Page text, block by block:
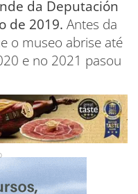
da Deputación
de 2019. Antes da
o museo abrise até
e no 2021 pasou